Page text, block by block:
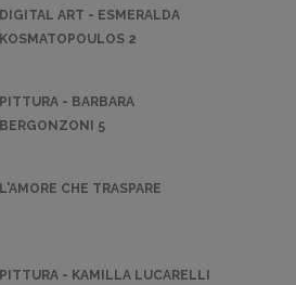
DIGITAL ART - ESMERALDA
KOSMATOPOULOS 2
PITTURA - BARBARA
BERGONZONI 5
L'AMORE CHE TRASPARE
PITTURA - KAMILLA LUCARELLI